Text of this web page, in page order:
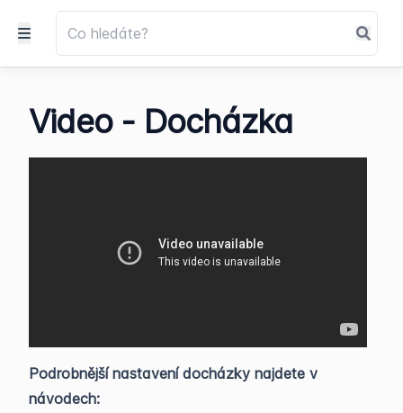
Video - Docházka
Podrobnější nastavení docházky najdete v
návodech: